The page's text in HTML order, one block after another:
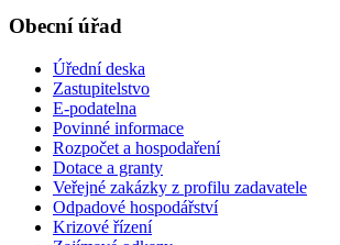
Obecní úřad
Úřední deska
Zastupitelstvo
E-podatelna
Povinné informace
Rozpočet a hospodaření
Dotace a granty
Veřejné zakázky z profilu zadavatele
Odpadové hospodářství
Krizové řízení